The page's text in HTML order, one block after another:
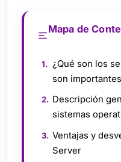
Mapa de
¿Qué son los
son
Descripción
sistemas
Ventajas y
Server